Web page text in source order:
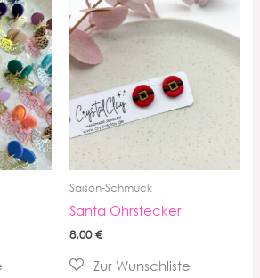
Saison-Schmuck
Santa Ohrstecker
8,00€